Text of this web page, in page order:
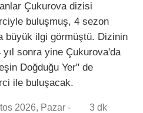
Çukurova dizisi
buluşmuş, 4 sezon
büyük ilgi görmüştü. Dizinin
sonra yine Çukurova'da
Doğduğu Yer" de
ile buluşacak.
2026, Pazar -
3 dk